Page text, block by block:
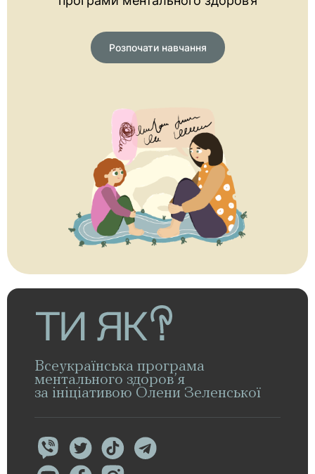
Розпочати навчання
Всеукраїнська програма
ментального здоров’я
за ініціативою Олени Зеленської